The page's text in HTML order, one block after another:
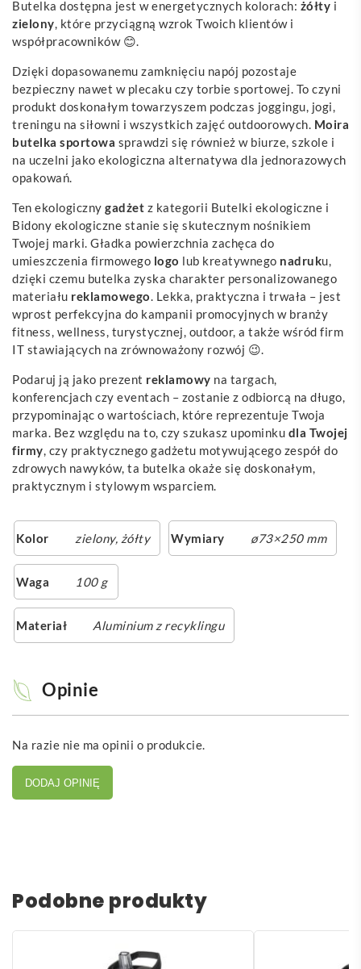
Butelka dostępna jest w energetycznych kolorach: żółty i
zielony, które przyciągną wzrok Twoich klientów i
współpracowników 😊.
Dzięki dopasowanemu zamknięciu napój pozostaje
bezpieczny nawet w plecaku czy torbie sportowej. To czyni
produkt doskonałym towarzyszem podczas joggingu, jogi,
treningu na siłowni i wszystkich zajęć outdoorowych. Moira
butelka sportowa sprawdzi się również w biurze, szkole i
na uczelni jako ekologiczna alternatywa dla jednorazowych
opakowań.
Ten ekologiczny gadżet z kategorii Butelki ekologiczne i
Bidony ekologiczne stanie się skutecznym nośnikiem
Twojej marki. Gładka powierzchnia zachęca do
umieszczenia firmowego logo lub kreatywnego nadruku,
dzięki czemu butelka zyska charakter personalizowanego
materiału reklamowego. Lekka, praktyczna i trwała – jest
wprost perfekcyjna do kampanii promocyjnych w branży
fitness, wellness, turystycznej, outdoor, a także wśród firm
IT stawiających na zrównoważony rozwój 😉.
Podaruj ją jako prezent reklamowy na targach,
konferencjach czy eventach – zostanie z odbiorcą na długo,
przypominając o wartościach, które reprezentuje Twoja
marka. Bez względu na to, czy szukasz upominku dla Twojej
firmy, czy praktycznego gadżetu motywującego zespół do
zdrowych nawyków, ta butelka okaże się doskonałym,
praktycznym i stylowym wsparciem.
Kolor zielony, żółty Wymiary ø73×250 mm
Waga 100 g
Materiał Aluminium z recyklingu
Opinie
Na razie nie ma opinii o produkcie.
DODAJ OPINIĘ
Podobne produkty